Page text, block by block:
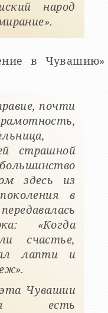
народ
в Чувашию»
почти
страшной
здесь из
в
«Когда
счастье,
лапти и
Чувашии
есть